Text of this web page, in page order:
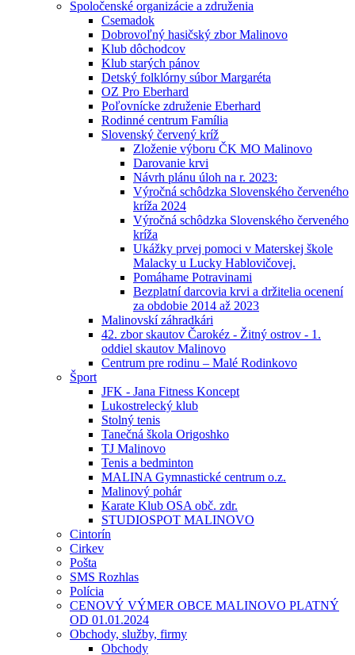
Spoločenské organizácie a združenia
Csemadok
Dobrovoľný hasičský zbor Malinovo
Klub dôchodcov
Klub starých pánov
Detský folklórny súbor Margaréta
OZ Pro Eberhard
Poľovnícke združenie Eberhard
Rodinné centrum Família
Slovenský červený kríž
Zloženie výboru ČK MO Malinovo
Darovanie krvi
Návrh plánu úloh na r. 2023:
Výročná schôdzka Slovenského červeného
kríža 2024
Výročná schôdzka Slovenského červeného
kríža
Ukážky prvej pomoci v Materskej škole
Malacky u Lucky Hablovičovej.
Pomáhame Potravinami
Bezplatní darcovia krvi a držitelia ocenení
za obdobie 2014 až 2023
Malinovskí záhradkári
42. zbor skautov Čarokéz - Žitný ostrov - 1.
oddiel skautov Malinovo
Centrum pre rodinu – Malé Rodinkovo
Šport
JFK - Jana Fitness Koncept
Lukostrelecký klub
Stolný tenis
Tanečná škola Origoshko
TJ Malinovo
Tenis a bedminton
MALINA Gymnastické centrum o.z.
Malinový pohár
Karate Klub OSA obč. zdr.
STUDIOSPOT MALINOVO
Cintorín
Cirkev
Pošta
SMS Rozhlas
Polícia
CENOVÝ VÝMER OBCE MALINOVO PLATNÝ
OD 01.01.2024
Obchody, služby, firmy
Obchody